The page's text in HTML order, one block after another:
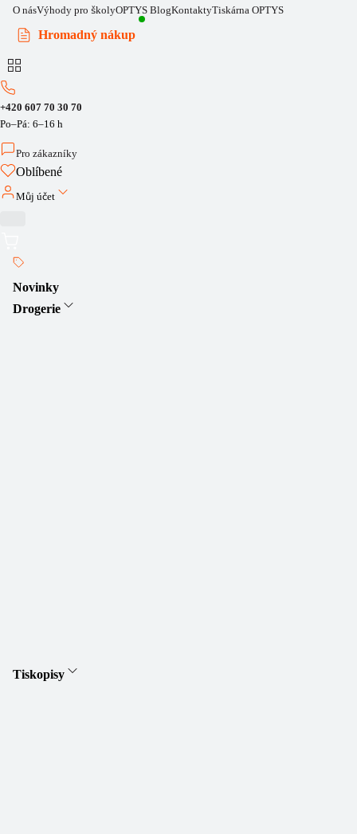
O násVýhody pro školyOPTYS BlogKontaktyTiskárna OPTYS
Hromadný nákup
+420 607 70 30 70
Po–Pá: 6–16 h
Pro zákazníky
Oblíbené
Můj účet
Novinky
Drogerie
Tiskopisy